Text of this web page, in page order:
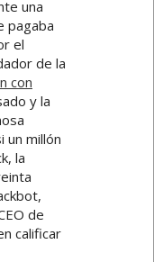
una
pagaba
el
de la
con
y la
un millón
la
de
calificar